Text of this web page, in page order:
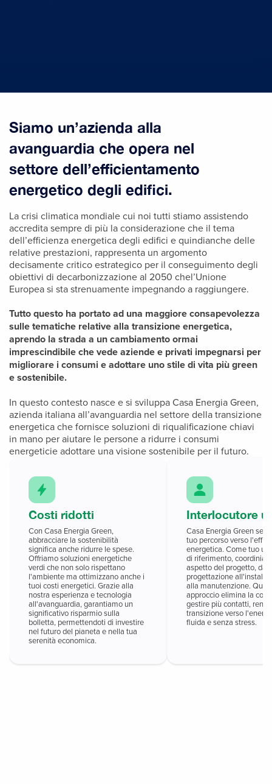
Siamo un’azienda alla
avanguardia che opera nel
settore dell’efficientamento
energetico degli edifici.
La crisi climatica mondiale cui noi tutti stiamo assistendo
accredita sempre di più la considerazione che il tema
dell’efficienza energetica degli edifici e quindianche delle
relative prestazioni, rappresenta un argomento
decisamente critico estrategico per il conseguimento degli
obiettivi di decarbonizzazione al 2050 chel’Unione
Europea si sta strenuamente impegnando a raggiungere.
Tutto questo ha portato ad una maggiore consapevolezza
sulle tematiche relative alla transizione energetica,
aprendo la strada a un cambiamento ormai
imprescindibile che vede aziende e privati impegnarsi per
migliorare i consumi e adottare uno stile di vita più green
e sostenibile.
In questo contesto nasce e si sviluppa Casa Energia Green,
azienda italiana all’avanguardia nel settore della transizione
energetica che fornisce soluzioni di riqualificazione chiavi
in mano per aiutare le persone a ridurre i consumi
energeticie adottare una visione sostenibile per il futuro.
Costi ridotti
Con Casa Energia Green,
abbracciare la sostenibilità
significa anche ridurre le spese.
Offriamo soluzioni energetiche
verdi che non solo rispettano
l'ambiente ma ottimizzano anche i
tuoi costi energetici. Grazie alla
nostra esperienza e tecnologia
all'avanguardia, garantiamo un
significativo risparmio sulla
bolletta, permettendoti di investire
nel futuro del pianeta e nella tua
serenità economica.
Interlocutore
Casa Energia Green
tuo percorso verso
energetica. Come tuo
di riferimento,
aspetto del progetto,
progettazione
alla manutenzione.
approccio elimina la
gestire più contatti,
transizione verso
fluida e senza stress.